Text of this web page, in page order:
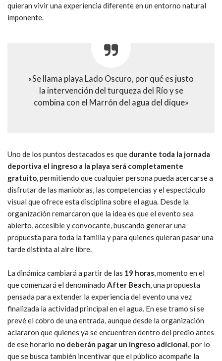
quieran vivir una experiencia diferente en un entorno natural
imponente.
«Se llama playa Lado Oscuro, por qué es justo
la intervención del turqueza del Río y se
combina con el Marrón del agua del dique»
Uno de los puntos destacados es que durante toda la jornada
deportiva el ingreso a la playa será completamente
gratuito, permitiendo que cualquier persona pueda acercarse a
disfrutar de las maniobras, las competencias y el espectáculo
visual que ofrece esta disciplina sobre el agua. Desde la
organización remarcaron que la idea es que el evento sea
abierto, accesible y convocante, buscando generar una
propuesta para toda la familia y para quienes quieran pasar una
tarde distinta al aire libre.
La dinámica cambiará a partir de las 19 horas, momento en el
que comenzará el denominado After Beach, una propuesta
pensada para extender la experiencia del evento una vez
finalizada la actividad principal en el agua. En ese tramo sí se
prevé el cobro de una entrada, aunque desde la organización
aclararon que quienes ya se encuentren dentro del predio antes
de ese horario no deberán pagar un ingreso adicional, por lo
que se busca también incentivar que el público acompañe la